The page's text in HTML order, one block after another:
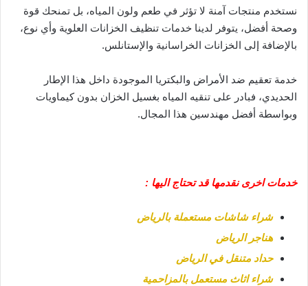
نستخدم منتجات آمنة لا تؤثر في طعم ولون المياه، بل تمنحك قوة
وصحة أفضل، يتوفر لدينا خدمات تنظيف الخزانات العلوية وأي نوع،
بالإضافة إلى الخزانات الخراسانية والإستانلس.
خدمة تعقيم ضد الأمراض والبكتريا الموجودة داخل هذا الإطار
الحديدي، فبادر على تنقيه المياه بغسيل الخزان بدون كيماويات
وبواسطة أفضل مهندسين هذا المجال.
خدمات اخرى نقدمها قد تحتاج اليها :
شراء شاشات مستعملة بالرياض
هناجر الرياض
حداد متنقل في الرياض
شراء اثاث مستعمل بالمزاحمية